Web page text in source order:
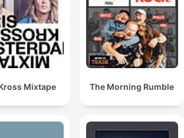
Mixtape The Morning Rumble